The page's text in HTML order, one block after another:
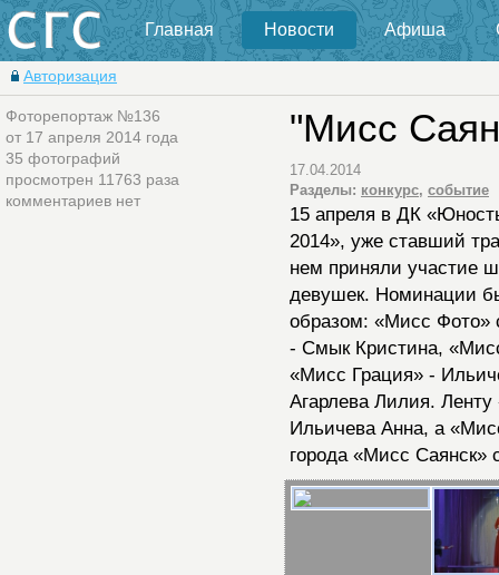
Главная Новости Афиша
Авторизация
Фоторепортаж №136
от 17 апреля 2014 года
35 фотографий
просмотрен 11763 разa
комментариев нет
"Мисс
17.04.2014
Разделы: конкурс, событие
15 апреля в ДК
2014», уже ставший
нем приняли участие
девушек. Номинации
образом: «Мисс Фото»
- Смык Кристина,
«Мисс Грация» -
Агарлева Лилия.
Ильичева Анна, а
города «Мисс Саянск»